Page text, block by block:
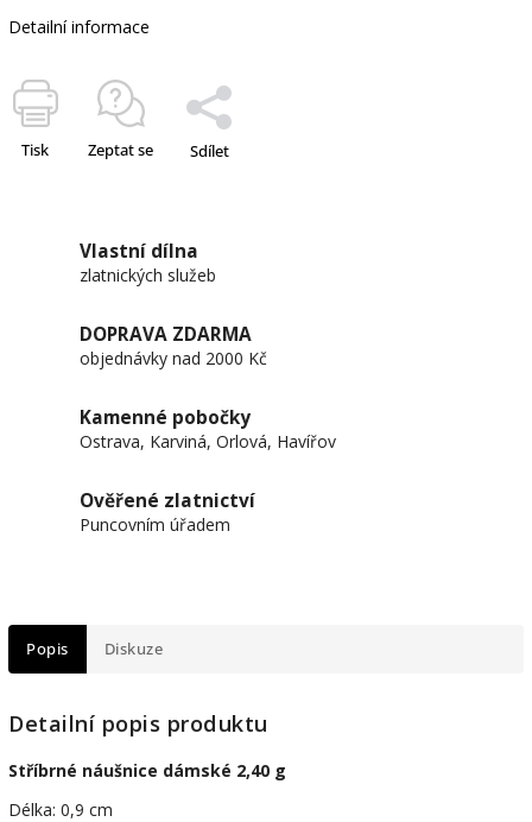
Detailní informace
Tisk Zeptat se Sdílet
Vlastní dílna
zlatnických služeb
DOPRAVA ZDARMA
objednávky nad 2000 Kč
Kamenné pobočky
Ostrava, Karviná, Orlová, Havířov
Ověřené zlatnictví
Puncovním úřadem
Popis Diskuze
Detailní popis produktu
Stříbrné náušnice dámské 2,40 g
Délka: 0,9 cm